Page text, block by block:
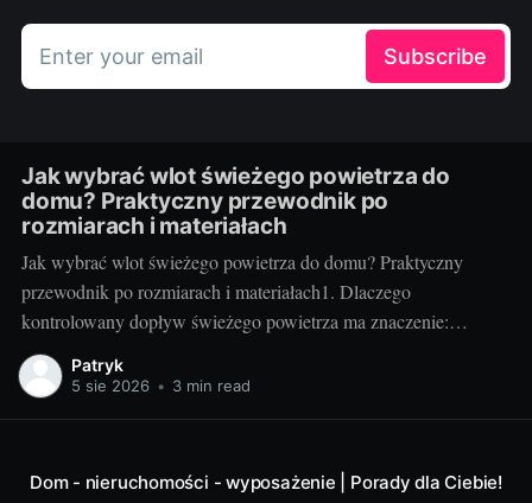
Enter your email Subscribe
Jak wybrać wlot świeżego powietrza do
domu? Praktyczny przewodnik po
rozmiarach i materiałach
Jak wybrać wlot świeżego powietrza do domu? Praktyczny
przewodnik po rozmiarach i materiałach1. Dlaczego
kontrolowany dopływ świeżego powietrza ma znaczenie:
komfort, zdrowie i rachunkiNowoczesne, szczelne domy świetnie
trzymają ciepło, ale bez kontrolowanego nawiewu szybko
Odpowiednio dobrany wlot
Patryk
5 sie 2026 • 3 min read
Dom - nieruchomości - wyposażenie | Porady dla Ciebie!